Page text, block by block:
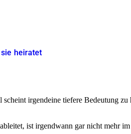
heiratet
irgendeine tiefere Bedeutung zu
ist irgendwann gar nicht mehr